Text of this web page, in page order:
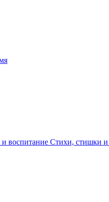
воспитание Стихи, стишки и